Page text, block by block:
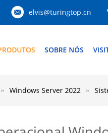
elvis@turingtop.cn
SOBRE NÓS
Windows Server 2022